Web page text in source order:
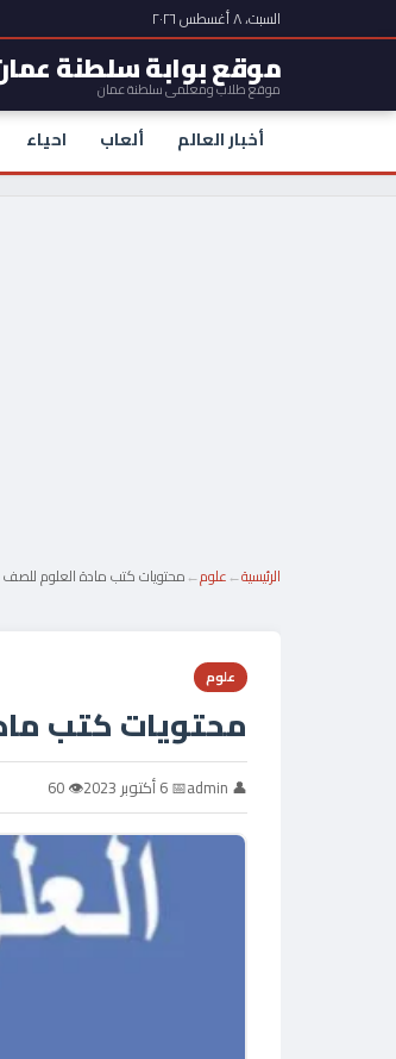
السبت، ٨ أغسطس ٢٠٢٦
موقع بوابة سلطنة
موقع طلاب ومعلمي سلطنة عمان
أخبار العالم ألعاب احياء
الرئيسية←علوم←محتويات كتب مادة العلوم
علوم
محتويات كتب
👤 admin 📅 6 أكتوبر 2023 👁 60